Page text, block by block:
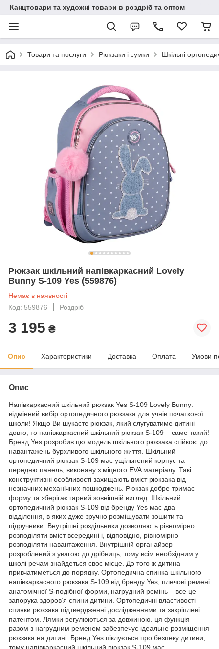
Канцтовари та художні товари в роздріб та оптом
Товари та послуги Рюкзаки і сумки Шкільні
Рюкзак шкільний напівкаркасний Lovely
Bunny S-109 Yes (559876)
Немає в наявності
Код: 559876
Роздріб
3 195 ₴
Опис Характеристики Доставка Оплата Умови
Опис
Напівкаркасний шкільний рюкзак Yes S-109 Lovely Bunny:
відмінний вибір ортопедичного рюкзака для учнів початкової
школи! Якщо Ви шукаєте рюкзак, який слугуватиме дитині
довго, то напівкаркасний шкільний рюкзак S-109 – саме такий!
Бренд Yes розробив цю модель шкільного рюкзака стійкою до
навантажень бурхливого шкільного життя. Шкільний
ортопедичний рюкзак S-109 має ущільнений корпус та
передню панель, виконану з міцного EVA матеріалу. Такі
конструктивні особливості захищають вміст рюкзака від
незначних механічних пошкоджень. Рюкзак добре тримає
форму та зберігає гарний зовнішній вигляд. Шкільний
ортопедичний рюкзак S-109 від бренду Yes має два
відділення, в яких дуже зручно розміщувати зошити та
підручники. Внутрішні роздільники дозволяють рівномірно
розподіляти вміст всередині і, відповідно, рівномірно
розподіляти навантаження. Внутрішній органайзер
розроблений з увагою до дрібниць, тому всім необхідним у
школі речам знайдеться своє місце. До того ж дитина
привчатиметься до порядку. Ортопедична спинка шкільного
напівкаркасного рюкзака S-109 від бренду Yes, плечові ремені
анатомічної S-подібної форми, нагрудний ремінь – все це
запорука здоров’я спини дитини. Ортопедичні властивості
спинки рюкзака підтвердженні дослідженнями та закріплені
патентом. Лямки регулюються за довжиною, ця функція
разом з нагрудним ременем забезпечує ідеальне розміщення
рюкзака на дитині. Бренд Yes піклується про безпеку дитини,
тому напівкаркасний шкільний рюкзак S-109 має